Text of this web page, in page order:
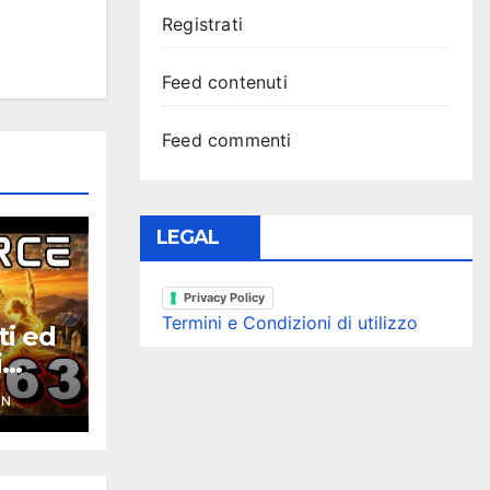
ed
Registrati
Feed contenuti
Feed commenti
LEGAL
Privacy Policy
Termini e Condizioni di utilizzo